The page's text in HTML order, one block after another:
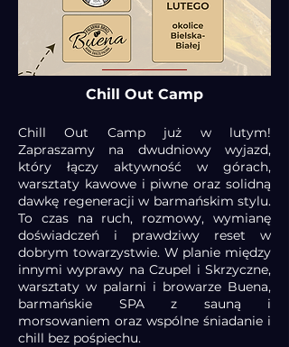
Chill Out Camp
Chill Out Camp już w lutym!
Zapraszamy na dwudniowy wyjazd,
który łączy aktywność w górach,
warsztaty kawowe i piwne oraz solidną
dawkę regeneracji w barmańskim stylu.
To czas na ruch, rozmowy, wymianę
doświadczeń i prawdziwy reset w
dobrym towarzystwie. W planie między
innymi wyprawy na Czupel i Skrzyczne,
warsztaty w palarni i browarze Buena,
barmańskie SPA z sauną i
morsowaniem oraz wspólne śniadanie i
chill bez pośpiechu.